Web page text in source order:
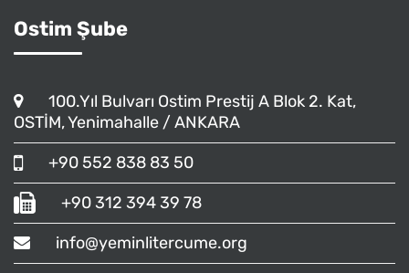
Ostim Şube
100.Yıl Bulvarı Ostim Prestij A Blok 2. Kat,
OSTİM, Yenimahalle / ANKARA
+90 552 838 83 50
+90 312 394 39 78
info@yeminlitercume.org